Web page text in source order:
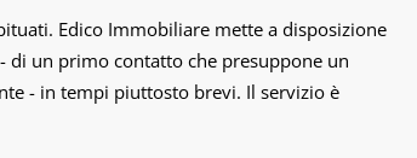
Edico Immobiliare mette a disposizione
di un primo contatto che presuppone un
- in tempi piuttosto brevi. Il servizio è